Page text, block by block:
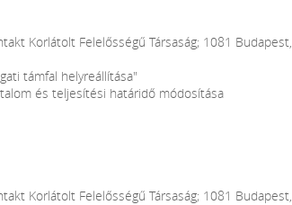
Korlátolt Felelősségű Társaság; 1081 Budapest,
támfal helyreállítása"
és teljesítési határidő módosítása
Korlátolt Felelősségű Társaság; 1081 Budapest,